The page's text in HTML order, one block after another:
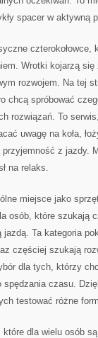
spacer w aktywną
czterokołowce,
Wrotki kojarzą
rozwojem. Na tej
chcą spróbować
rozwiązań. To
uwagę na koła,
z jazdy.
na relaks.
miejsce jako
osób, które szukają
Ta kategoria
częściej szukają
dla tych, którzy
czasu.
testować różne
dla wielu osób